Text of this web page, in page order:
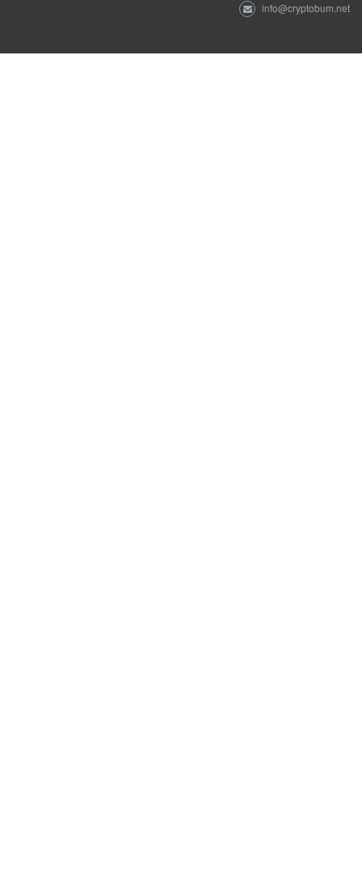
info@cryptobum.net